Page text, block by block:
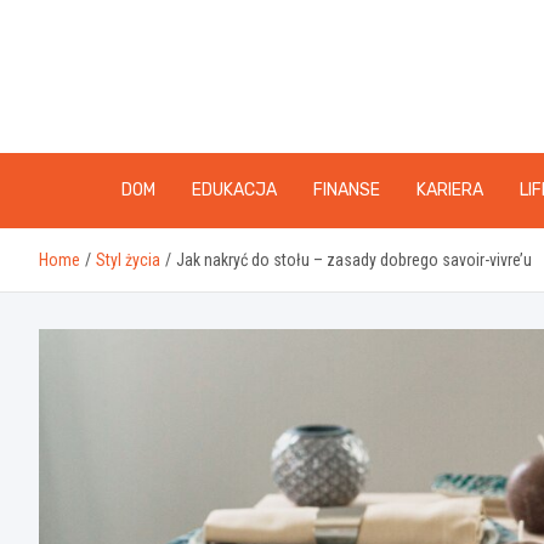
DOM EDUKACJA FINANSE KARIERA
Home Styl życia Jak nakryć do stołu – zasady dobrego savoir-vivre’u